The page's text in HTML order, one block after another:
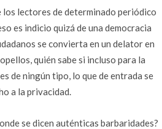
los lectores de determinado periódico
es indicio quizá de una democracia
se convierta en un delator en
quién sabe si incluso para la
de ningún tipo, lo que de entrada se
a la privacidad.
se dicen auténticas barbaridades?